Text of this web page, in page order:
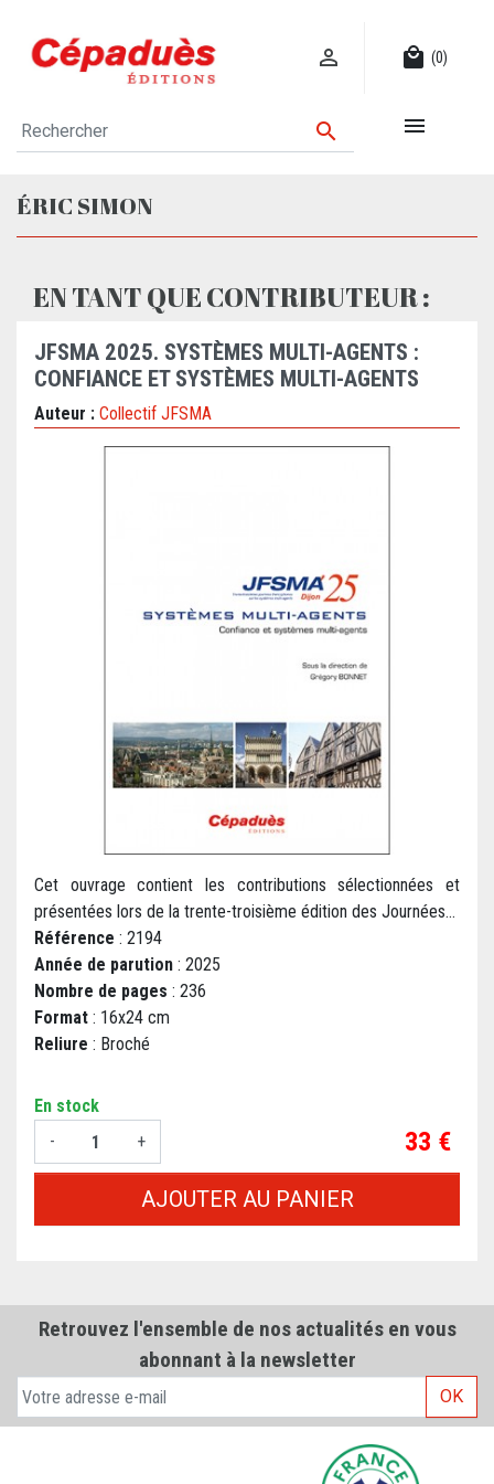
 local_mall (0)
 
ÉRIC SIMON
EN TANT QUE CONTRIBUTEUR :
JFSMA 2025. SYSTÈMES MULTI-AGENTS :
CONFIANCE ET SYSTÈMES MULTI-AGENTS
Auteur : Collectif JFSMA
Cet ouvrage contient les contributions sélectionnées et
présentées lors de la trente-troisième édition des Journées...
Référence : 2194
Année de parution : 2025
Nombre de pages : 236
Format : 16x24 cm
Reliure : Broché
En stock
-
+ Prix
33 €
AJOUTER AU PANIER
Retrouvez l'ensemble de nos actualités en vous
abonnant à la newsletter
OK